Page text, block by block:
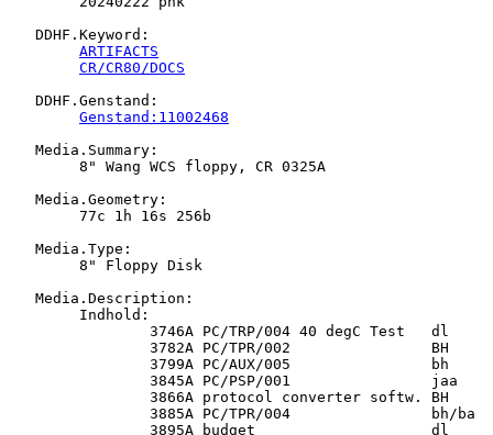
   DDHF.Keyword:
ARTIFACTS
CR/CR80/DOCS
   DDHF.Genstand:
Genstand:11002468
   Media.Summary:
   Media.Geometry:
   Media.Type:
   Media.Description: